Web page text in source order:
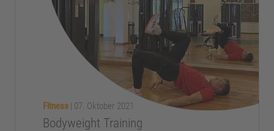
Fitness | 07. Oktober 2021
Bodyweight Training